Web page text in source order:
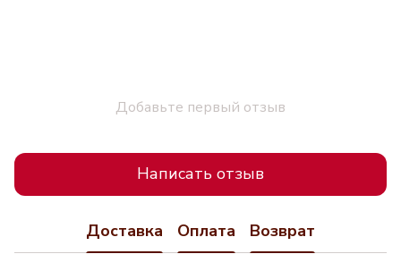
Добавьте первый отзыв
Написать отзыв
Доставка Оплата Возврат